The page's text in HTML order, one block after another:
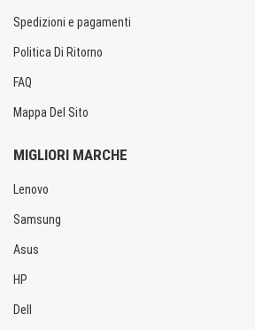
Spedizioni e pagamenti
Politica Di Ritorno
FAQ
Mappa Del Sito
MIGLIORI MARCHE
Lenovo
Samsung
Asus
HP
Dell